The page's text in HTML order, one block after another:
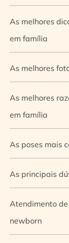
As melhores
em família
As melhores
As melhores
em família
As poses mais
As principais
Atendimento
newborn